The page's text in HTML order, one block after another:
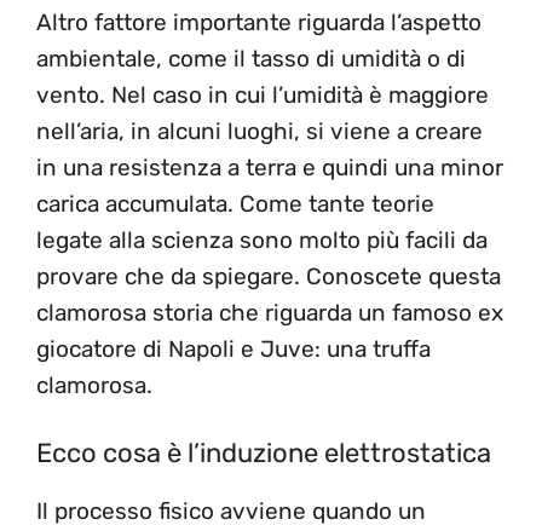
Altro fattore importante riguarda l’aspetto
ambientale, come il tasso di umidità o di
vento. Nel caso in cui l’umidità è maggiore
nell’aria, in alcuni luoghi, si viene a creare
in una resistenza a terra e quindi una minor
carica accumulata. Come tante teorie
legate alla scienza sono molto più facili da
provare che da spiegare. Conoscete questa
clamorosa storia che riguarda un famoso ex
giocatore di Napoli e Juve: una truffa
clamorosa.
Ecco cosa è l’induzione elettrostatica
Il processo fisico avviene quando un